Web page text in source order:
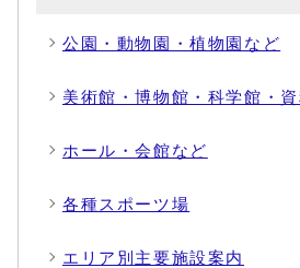
公園・動物園・植物園など
美術館・博物館・科学館・
ホール・会館など
各種スポーツ場
エリア別主要施設案内